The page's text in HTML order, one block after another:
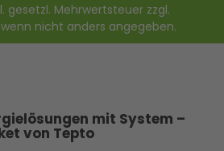
gesetzl. Mehrwertsteuer zzgl.
nicht anders angegeben.
mit System –
von Tepto